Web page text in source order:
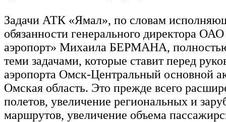
Задачи АТК «Ямал», по словам
обязанности генерального директора
аэропорт» Михаила БЕРМАНА,
теми задачами, которые ставит перед
аэропорта Омск-Центральный основной
Омская область. Это прежде всего
полетов, увеличение региональных и
маршрутов, увеличение объема